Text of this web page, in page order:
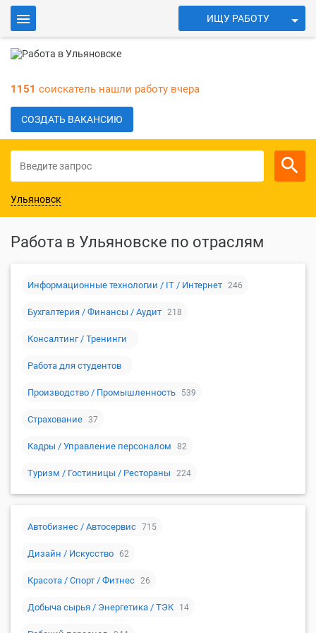
ИЩУ РАБОТУ
Войти
Для работодателей
1151 соискатель нашли работу вчера
СОЗДАТЬ ВАКАНСИЮ
Ульяновск
Работа в Ульяновске по отраслям
Информационные технологии / IT / Интернет 246
Бухгалтерия / Финансы / Аудит 218
Консалтинг / Тренинги
Работа для студентов
Производство / Промышленность 539
Страхование 37
Кадры / Управление персоналом 82
Туризм / Гостиницы / Рестораны 224
Автобизнес / Автосервис 715
Дизайн / Искусство 62
Красота / Спорт / Фитнес 26
Добыча сырья / Энергетика / ТЭК 14